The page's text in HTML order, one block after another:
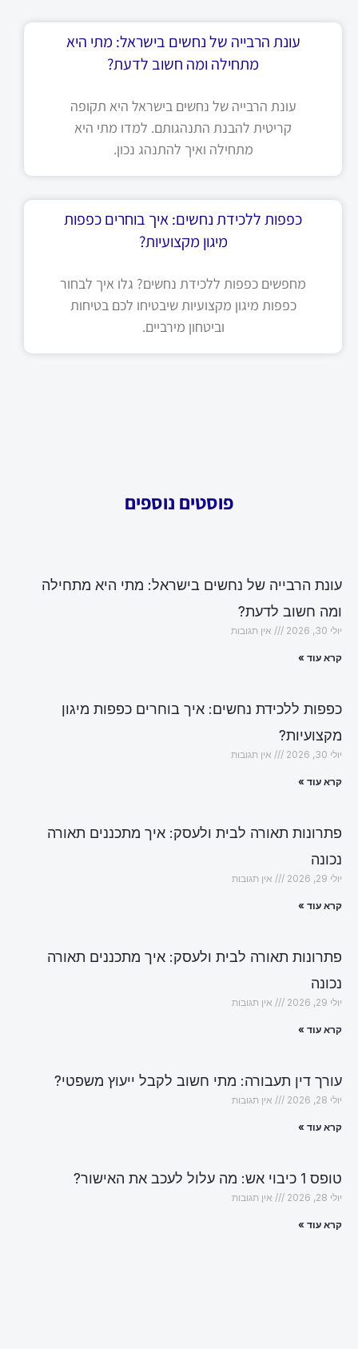
עונת הרבייה של נחשים בישראל: מתי היא
מתחילה ומה חשוב לדעת?
עונת הרבייה של נחשים בישראל היא תקופה
קריטית להבנת התנהגותם. למדו מתי היא
מתחילה ואיך להתנהג נכון.
כפפות ללכידת נחשים: איך בוחרים כפפות
מיגון מקצועיות?
מחפשים כפפות ללכידת נחשים? גלו איך לבחור
כפפות מיגון מקצועיות שיבטיחו לכם בטיחות
וביטחון מירביים.
פוסטים נוספים
עונת הרבייה של נחשים בישראל: מתי היא מתחילה
ומה חשוב לדעת?
יולי 30, 2026 אין תגובות
קרא עוד »
כפפות ללכידת נחשים: איך בוחרים כפפות מיגון
מקצועיות?
יולי 30, 2026 אין תגובות
קרא עוד »
פתרונות תאורה לבית ולעסק: איך מתכננים תאורה
נכונה
יולי 29, 2026 אין תגובות
קרא עוד »
פתרונות תאורה לבית ולעסק: איך מתכננים תאורה
נכונה
יולי 29, 2026 אין תגובות
קרא עוד »
עורך דין תעבורה: מתי חשוב לקבל ייעוץ משפטי?
יולי 28, 2026 אין תגובות
קרא עוד »
טופס 1 כיבוי אש: מה עלול לעכב את האישור?
יולי 28, 2026 אין תגובות
קרא עוד »